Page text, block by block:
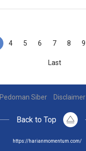
4 5 6 7 8 9
Last
Pedoman Siber Disclaimer
Back to Top
https://harianmomentum.com/